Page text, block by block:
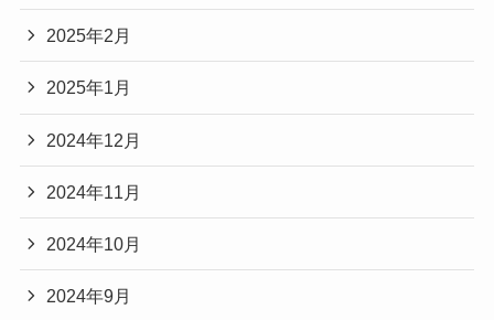
2025年2月
2025年1月
2024年12月
2024年11月
2024年10月
2024年9月